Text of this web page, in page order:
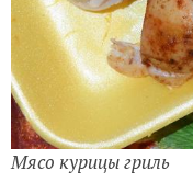
Мясо курицы гриль